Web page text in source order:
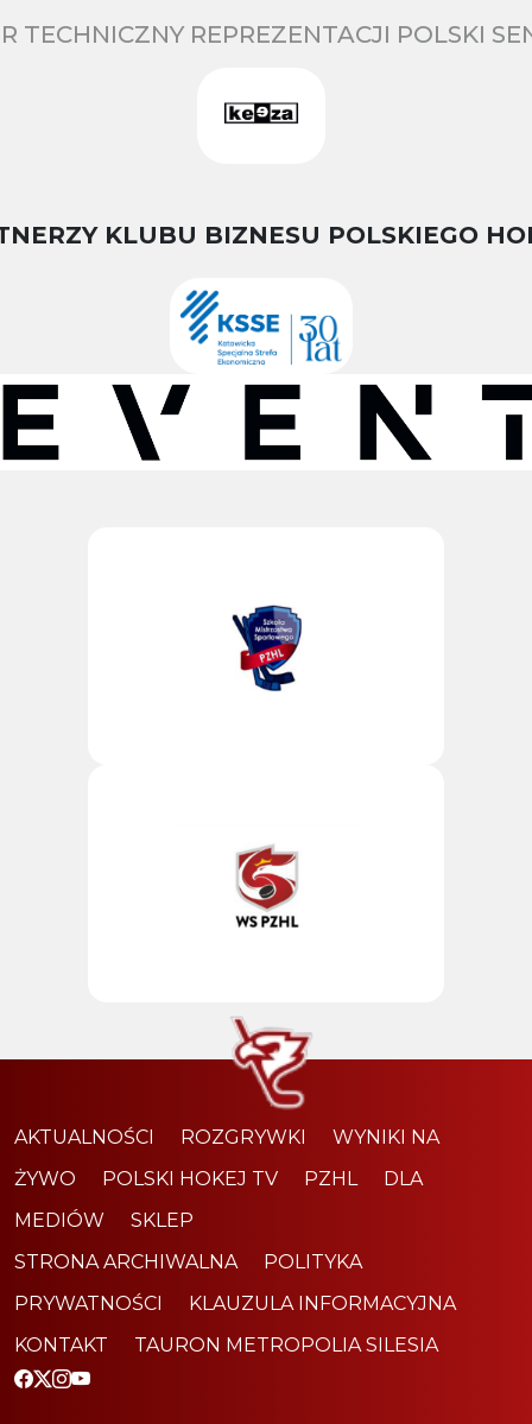
TECHNICZNY REPREZENTACJI POLSKI
KLUBU BIZNESU POLSKIEGO
AKTUALNOŚCI ROZGRYWKI
WYNIKI NA
ŻYWO
POLSKI HOKEJ TV PZHL
DLA
MEDIÓW
SKLEP
STRONA ARCHIWALNA
POLITYKA
PRYWATNOŚCI
KLAUZULA INFORMACYJNA
KONTAKT
TAURON METROPOLIA SILESIA